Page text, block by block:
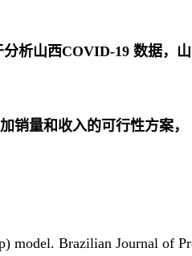
析山西COVID-19 数据，
销量和收入的可行性方案
model. Brazilian Journal of